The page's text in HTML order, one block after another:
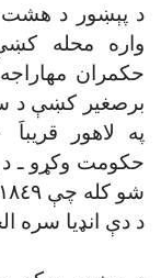
د پېښور د هشت
واره محله
حکمران
برصغير کښې د
حکومت وکړو ـ د
د دې انډيا سره